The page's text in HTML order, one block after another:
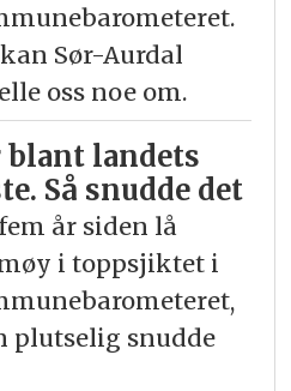
Sør-Aurdal
oss noe om.
blant landets
Så snudde det
år siden lå
i toppsjiktet i
plutselig snudde